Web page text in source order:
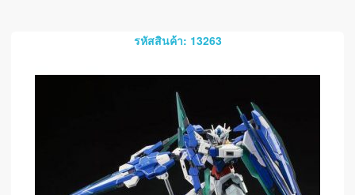
รหัสสินค้า: 13263